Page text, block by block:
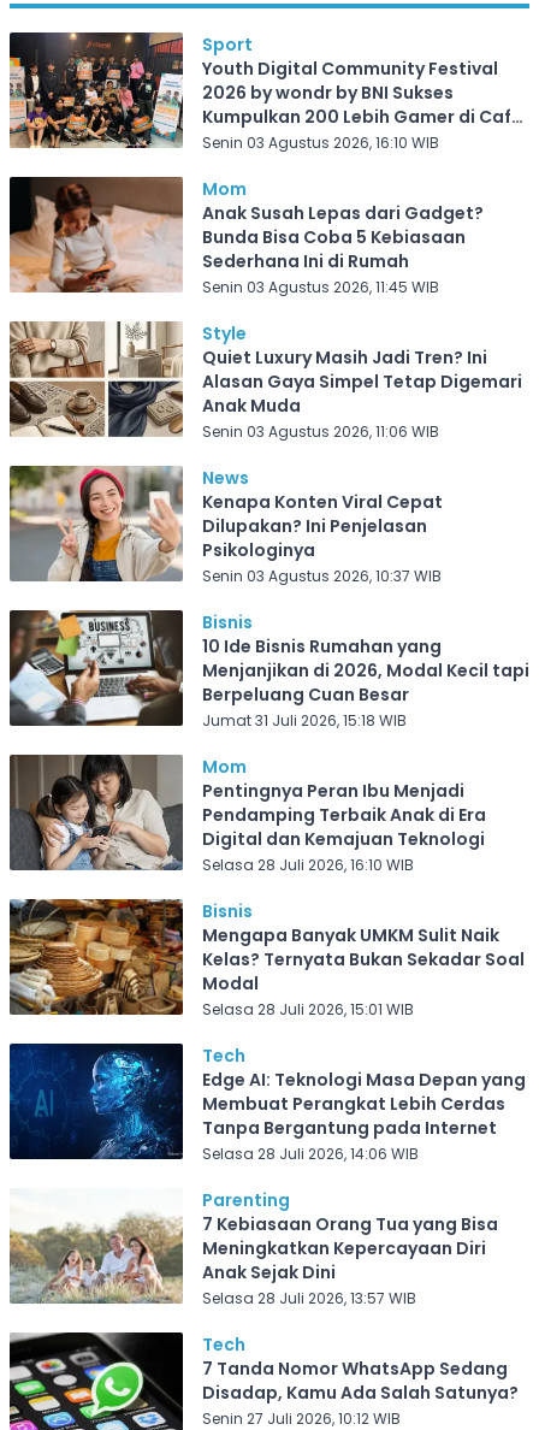
Sport
Youth Digital Community Festival
2026 by wondr by BNI Sukses
Kumpulkan 200 Lebih Gamer di Cafe
Frekuensi Depok
Senin 03 Agustus 2026, 16:10 WIB
Mom
Anak Susah Lepas dari Gadget?
Bunda Bisa Coba 5 Kebiasaan
Sederhana Ini di Rumah
Senin 03 Agustus 2026, 11:45 WIB
Style
Quiet Luxury Masih Jadi Tren? Ini
Alasan Gaya Simpel Tetap Digemari
Anak Muda
Senin 03 Agustus 2026, 11:06 WIB
News
Kenapa Konten Viral Cepat
Dilupakan? Ini Penjelasan
Psikologinya
Senin 03 Agustus 2026, 10:37 WIB
Bisnis
10 Ide Bisnis Rumahan yang
Menjanjikan di 2026, Modal Kecil tapi
Berpeluang Cuan Besar
Jumat 31 Juli 2026, 15:18 WIB
Mom
Pentingnya Peran Ibu Menjadi
Pendamping Terbaik Anak di Era
Digital dan Kemajuan Teknologi
Selasa 28 Juli 2026, 16:10 WIB
Bisnis
Mengapa Banyak UMKM Sulit Naik
Kelas? Ternyata Bukan Sekadar Soal
Modal
Selasa 28 Juli 2026, 15:01 WIB
Tech
Edge AI: Teknologi Masa Depan yang
Membuat Perangkat Lebih Cerdas
Tanpa Bergantung pada Internet
Selasa 28 Juli 2026, 14:06 WIB
Parenting
7 Kebiasaan Orang Tua yang Bisa
Meningkatkan Kepercayaan Diri
Anak Sejak Dini
Selasa 28 Juli 2026, 13:57 WIB
Tech
7 Tanda Nomor WhatsApp Sedang
Disadap, Kamu Ada Salah Satunya?
Senin 27 Juli 2026, 10:12 WIB